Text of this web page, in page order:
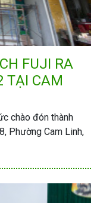
FUJI RA
TẠI CAM
chào đón thành
Phường Cam Linh,